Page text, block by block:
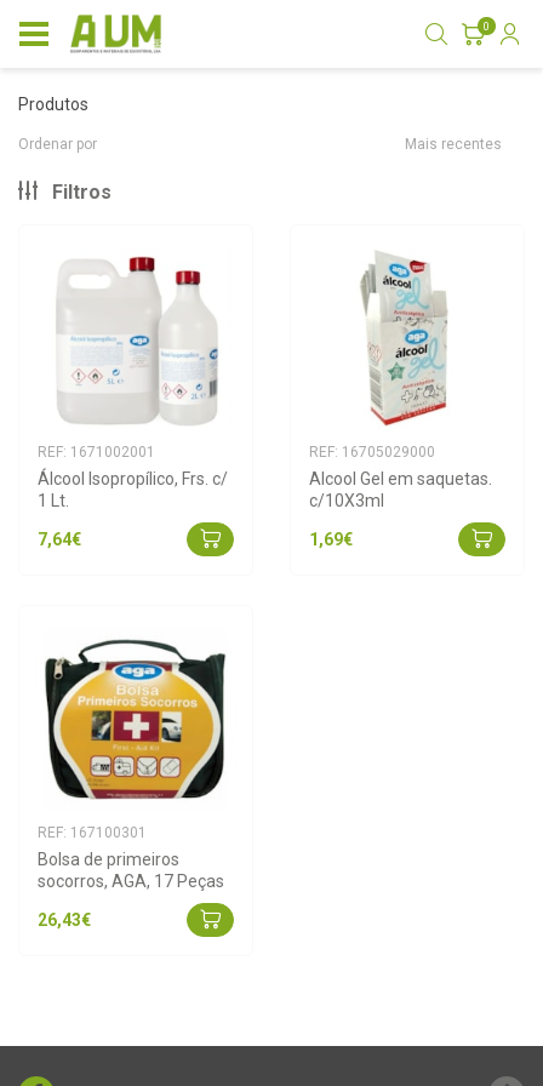
0
produtos
Ordenar por Mais recentes
Filtros
REF: 1671002001
Álcool Isopropílico, Frs. c/
1 Lt.
7,64€
REF: 16705029000
Alcool Gel em saquetas.
c/10X3ml
1,69€
REF: 167100301
Bolsa de primeiros
socorros, AGA, 17 Peças
26,43€